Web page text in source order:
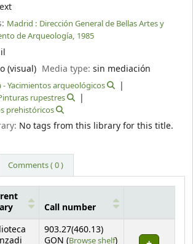
Madrid : Dirección General de Bellas Artes y
de Arqueología, 1985
il
(visual) Media type:sin mediación
- Yacimientos arqueológicos
rupestres
prehistóricos
No tags from this library for this title.
Comments ( 0 )
Call number
903.27(460.13)
GON (Browse shelf(Opens below)
)